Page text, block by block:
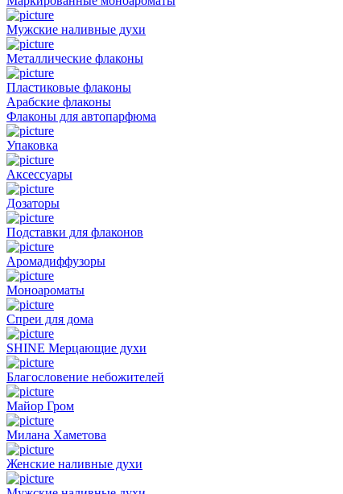
Мужские наливные духи
Металлические флаконы
Пластиковые флаконы
Арабские флаконы
Флаконы для автопарфюма
Упаковка
Аксессуары
Дозаторы
Подставки для флаконов
Аромадиффузоры
Моноароматы
Спреи для дома
SHINE Мерцающие духи
Благословение небожителей
Майор Гром
Милана Хаметова
Женские наливные духи